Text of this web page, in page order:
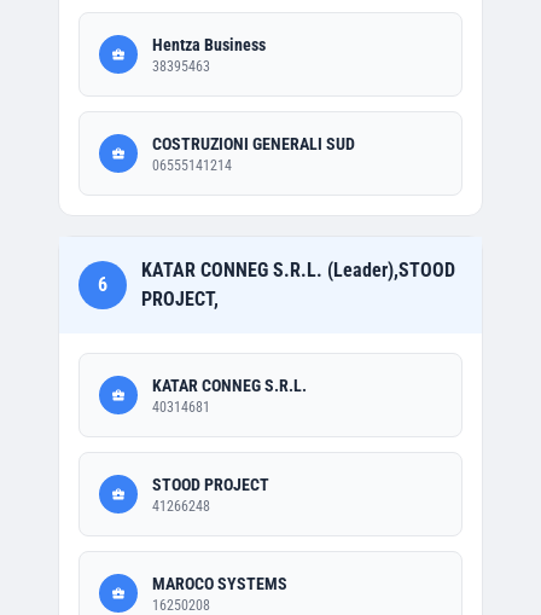
Hentza Business
38395463
COSTRUZIONI GENERALI SUD
06555141214
6
KATAR CONNEG S.R.L. (Leader),STOOD
PROJECT,
KATAR CONNEG S.R.L.
40314681
STOOD PROJECT
41266248
MAROCO SYSTEMS
16250208